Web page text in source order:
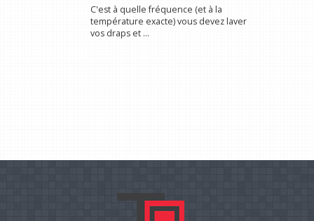
C'est à quelle fréquence (et à la
température exacte) vous devez laver
vos draps et ...